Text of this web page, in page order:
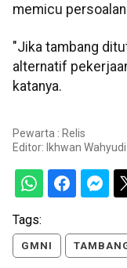
memicu
"Jika tambang
alternatif
katanya.
Pewarta : Relis
Editor: Ikhwan Wahyudi
Tags:
GMNI